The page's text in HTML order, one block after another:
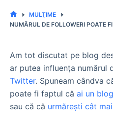
PRIMA
MULŢIME
NUMĂRUL DE FOLLOWERI POATE
Am tot discutat pe blog
ar putea influenţa numărul
Twitter. Spuneam cândva
poate fi faptul că ai un blog
sau că că urmăreşti cât